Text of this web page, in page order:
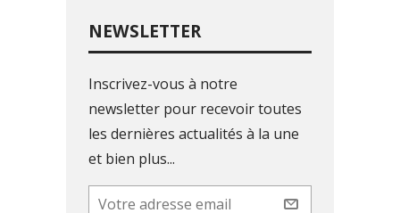
NEWSLETTER
Inscrivez-vous à notre
newsletter pour recevoir toutes
les dernières actualités à la une
et bien plus...